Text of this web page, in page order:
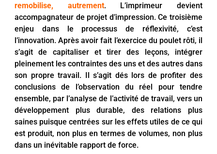
remobilise, autrement. L’imprimeur devient
accompagnateur de projet d’impression. Ce troisième
enjeu dans le processus de réflexivité, c’est
l’innovation. Après avoir fait l’exercice du poulet rôti, il
s’agit de capitaliser et tirer des leçons, intégrer
pleinement les contraintes des uns et des autres dans
son propre travail. Il s’agit dés lors de profiter des
conclusions de l’observation du réel pour tendre
ensemble, par l’analyse de l’activité de travail, vers un
développement plus durable, des relations plus
saines puisque centrées sur les effets utiles de ce qui
est produit, non plus en termes de volumes, non plus
dans un inévitable rapport de force.